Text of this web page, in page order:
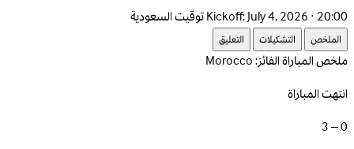
Kickoff:July 4, 2026 · 20:00 توقيت السعودية
الملخص التشكيلات التعليق
ملخص المباراةالفائز: Morocco
انتهت المباراة
0 – 3